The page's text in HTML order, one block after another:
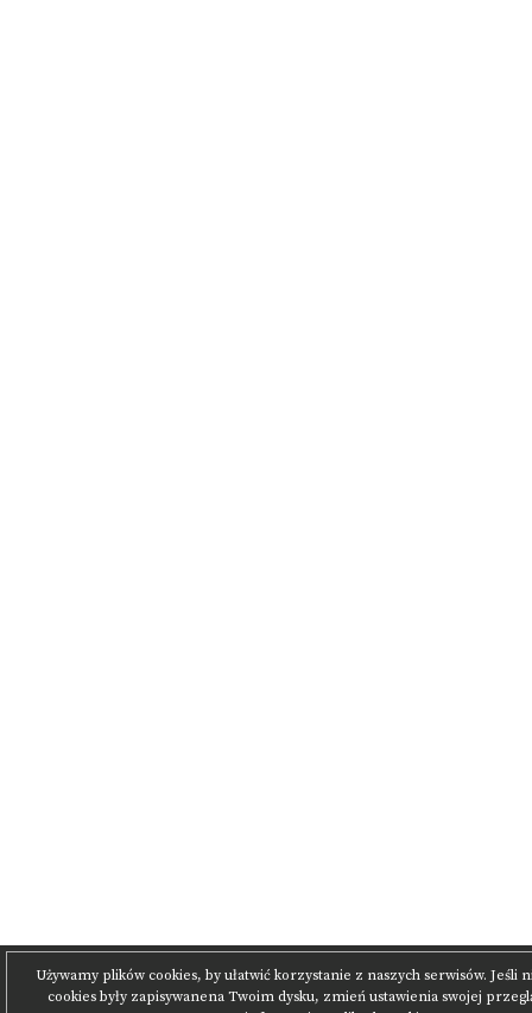
Używamy plików cookies, by ułatwić korzystanie z naszych serwisów. Jeśli
cookies były zapisywanena Twoim dysku, zmień ustawienia swojej